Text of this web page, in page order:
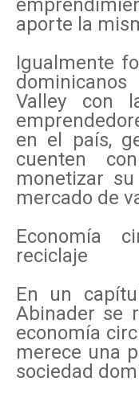
aporte la
Igualmente
Valley con
en el país,
cuenten
monetizar
mercado de
Economía
reciclaje
En un
Abinader se
economía
merece una
sociedad